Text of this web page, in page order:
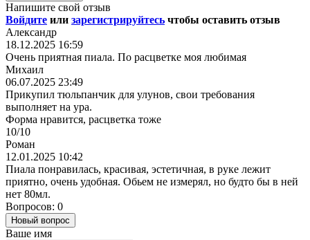
Напишите свой отзыв
Войдите или зарегистрируйтесь чтобы оставить отзыв
Александр
18.12.2025 16:59
Очень приятная пиала. По расцветке моя любимая
Михаил
06.07.2025 23:49
Прикупил тюльпанчик для улунов, свои требования
выполняет на ура.
Форма нравится, расцветка тоже
10/10
Роман
12.01.2025 10:42
Пиала понравилась, красивая, эстетичная, в руке лежит
приятно, очень удобная. Обьем не измерял, но будто бы в ней
нет 80мл.
Вопросов: 0
Новый вопрос
Ваше имя